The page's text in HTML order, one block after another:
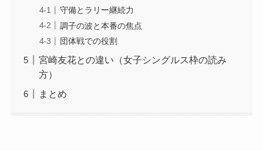
守備とラリー継続力
調子の波と本番の焦点
団体戦での役割
宮崎友花との違い（女子シングルス枠の読み
方）
まとめ